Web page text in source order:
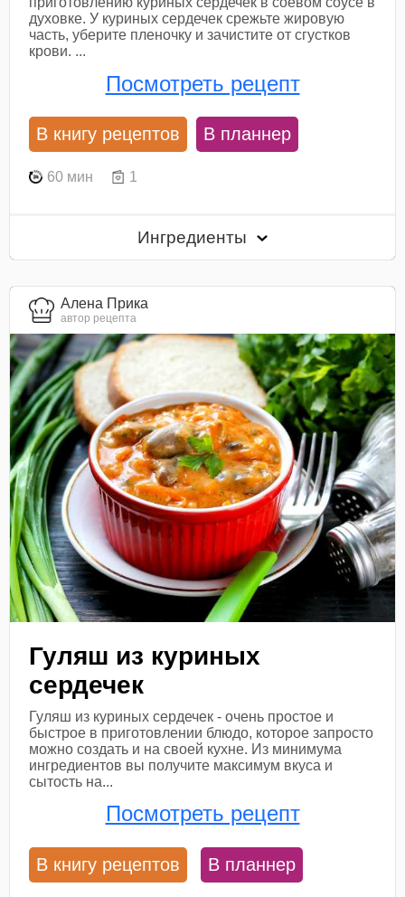
духовке. У куриных сердечек срежьте жировую
часть, уберите пленочку и зачистите от сгустков
крови. ...
Посмотреть рецепт
В книгу рецептов В планнер
60 мин 1
Ингредиенты
Алена Прика
автор рецепта
Гуляш из куриных
сердечек
Гуляш из куриных сердечек - очень простое и
быстрое в приготовлении блюдо, которое запросто
можно создать и на своей кухне. Из минимума
ингредиентов вы получите максимум вкуса и
сытость на...
Посмотреть рецепт
В книгу рецептов В планнер